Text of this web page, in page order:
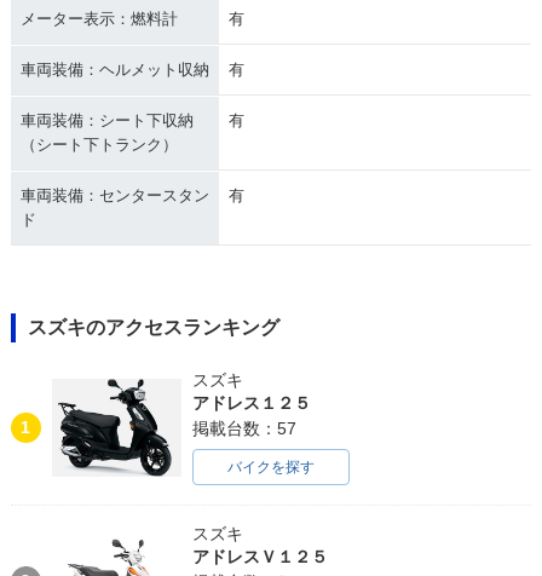
メーター表示：燃料計 有
車両装備：ヘルメット収納 有
車両装備：シート下収納
（シート下トランク）
有
車両装備：センタースタン
ド
有
スズキのアクセスランキング
1
スズキ
アドレス１２５
掲載台数：57
バイクを探す
スズキ
アドレスＶ１２５